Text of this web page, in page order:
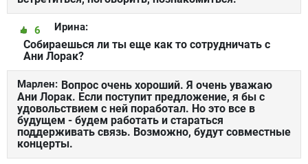
Ирина:
6
Собираешься ли ты еще как то сотрудничать с
Ани Лорак?
Марлен: Вопрос очень хороший. Я очень уважаю
Ани Лорак. Если поступит предложение, я бы с
удовольствием с ней поработал. Но это все в
будущем - будем работать и стараться
поддерживать связь. Возможно, будут совместные
концерты.